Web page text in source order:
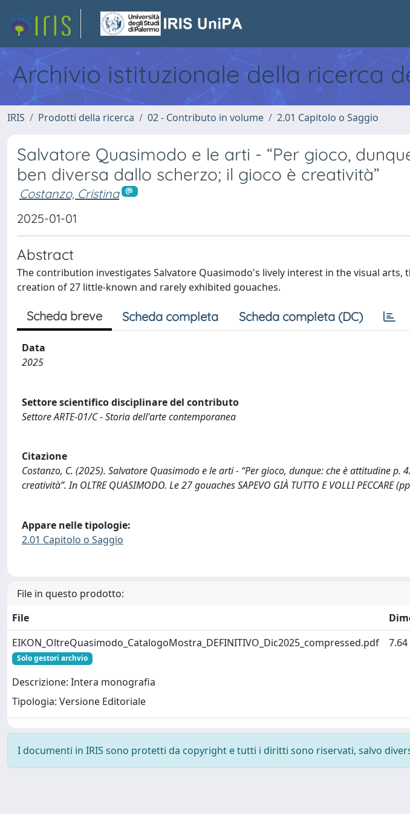
Archivio istituzionale della ricerca
IRIS Prodotti della ricerca 02 - Contributo in volume 2.01 Capitolo o Saggio
Salvatore Quasimodo e le arti - “Per gioco,
ben diversa dallo scherzo; il gioco è creatività”
Costanzo, Cristina
2025-01-01
Abstract
The contribution investigates Salvatore Quasimodo's lively interest in the visual
creation of 27 little-known and rarely exhibited gouaches.
Scheda breve Scheda completa Scheda completa (DC)
Data
2025
Settore scientifico disciplinare del contributo
Settore ARTE-01/C - Storia dell'arte contemporanea
Citazione
Costanzo, C. (2025). Salvatore Quasimodo e le arti - “Per gioco, dunque: che è attitudine p.
creatività”. In OLTRE QUASIMODO. Le 27 gouaches SAPEVO GIÀ TUTTO E VOLLI PECCARE
Appare nelle tipologie:
2.01 Capitolo o Saggio
File in questo prodotto:
File
EIKON_OltreQuasimodo_CatalogoMostra_DEFINITIVO_Dic2025_compressed.pdf
Solo gestori archvio
Descrizione: Intera monografia
Tipologia: Versione Editoriale
I documenti in IRIS sono protetti da copyright e tutti i diritti sono riservati, salvo